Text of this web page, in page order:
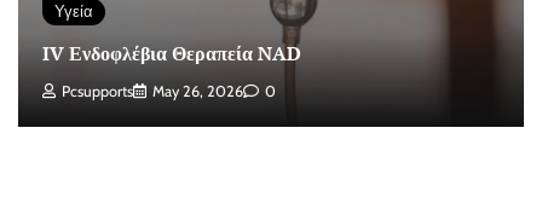
Υγεία
IV Ενδοφλέβια Θεραπεία NAD
Pcsupports May 26, 2026 0